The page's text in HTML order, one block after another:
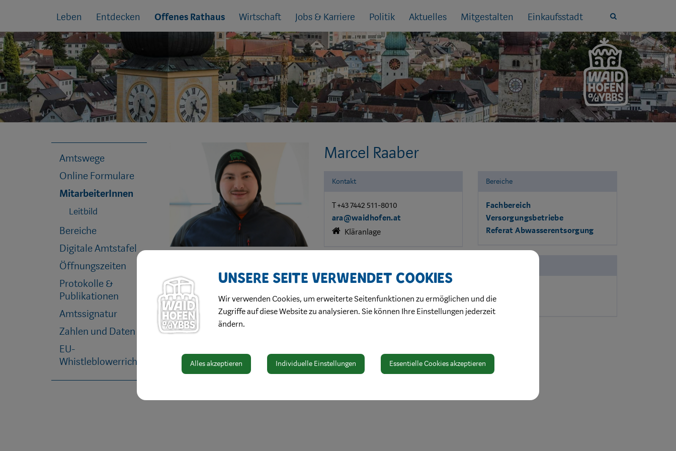
Sprungmarken
zu:
Leben Entdecken Offenes Rathaus Wirtschaft Jobs & Karriere Politik Aktuelles Mitgestalten Einkaufsstadt
Site
toggle
Marcel Raaber
Kontakt
T +43 7442 511-8010
ara@waidhofen.at
Kläranlage
3340 Waidhofen a/d Ybbs
Bereiche
Fachbereich
Versorgungsbetriebe
Referat Abwasserentsorgung
Amtswege
Online Formulare
MitarbeiterInnen
Leitbild
Bereiche
Digitale Amtstafel
Öffnungszeiten
Protokolle &
Publikationen
Amtssignatur
Zahlen und Daten
EU-
Whistleblowerrichtlinie
Unsere Seite verwendet Cookies
Wir verwenden Cookies, um erweiterte Seitenfunktionen zu ermöglichen und die
Zugriffe auf diese Website zu analysieren. Sie können Ihre Einstellungen jederzeit
ändern.
Alles akzeptieren Individuelle Einstellungen Essentielle Cookies akzeptieren